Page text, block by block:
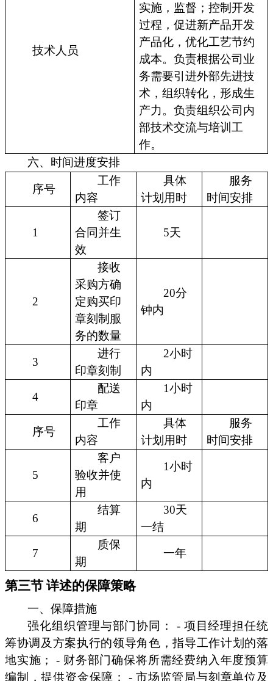
技术人员
实施，监督；控制开发
过程，促进新产品开发
产品化，优化工艺节约
成本。负责根据公司业
务需要引进外部先进技
术，组织转化，形成生
产力。负责组织公司内
部技术交流与培训工
作。
六、时间进度安排
序号
工作
内容
具体
计划用时
服务
时间安排
1
签订
合同并生
效
5天
2
接收
采购方确
定购买印
章刻制服
务的数量
20分
钟内
3
进行
印章刻制
2小时
内
4
配送
印章
1小时
内
序号
工作
内容
具体
计划用时
服务
时间安排
5
客户
验收并使
用
1小时
内
6
结算
期
30天
一结
7
质保
期
一年
第三节 详述的保障策略
一、保障措施
强化组织管理与部门协同： - 项目经理担任统
筹协调及方案执行的领导角色，指导工作计划的落
地实施； - 财务部门确保将所需经费纳入年度预算
编制，提供资金保障； - 市场监管局与刻章单位及